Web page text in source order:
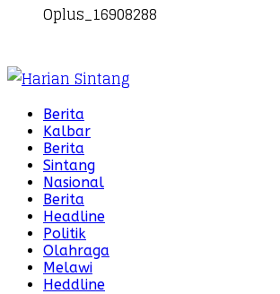
Oplus_16908288
Berita
Kalbar
Berita
Sintang
Nasional
Berita
Headline
Politik
Olahraga
Melawi
Heddline